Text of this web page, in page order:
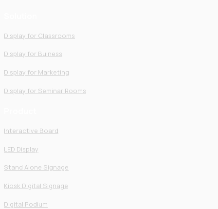
Display for Classrooms
Display for Buiness
Display for Marketing
Display for Seminar Rooms
Interactive Board
LED Display
Stand Alone Signage
Kiosk Digital Signage
Digital Podium